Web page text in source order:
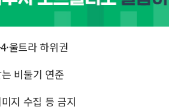
프롬바이오,
NH농협생명,
울트라 하위권
비둘기 연준
지 수집 등 금지